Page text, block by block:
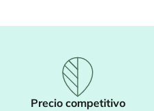
Precio competitivo